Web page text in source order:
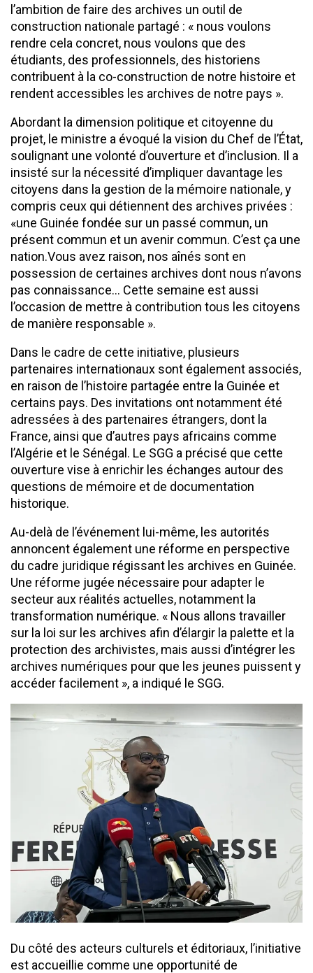
l’ambition de faire des archives un outil de
construction nationale partagé : « nous voulons
rendre cela concret, nous voulons que des
étudiants, des professionnels, des historiens
contribuent à la co-construction de notre histoire et
rendent accessibles les archives de notre pays ».
Abordant la dimension politique et citoyenne du
projet, le ministre a évoqué la vision du Chef de l’État,
soulignant une volonté d’ouverture et d’inclusion. Il a
insisté sur la nécessité d’impliquer davantage les
citoyens dans la gestion de la mémoire nationale, y
compris ceux qui détiennent des archives privées :
«une Guinée fondée sur un passé commun, un
présent commun et un avenir commun. C’est ça une
nation.Vous avez raison, nos aînés sont en
possession de certaines archives dont nous n’avons
pas connaissance… Cette semaine est aussi
l’occasion de mettre à contribution tous les citoyens
de manière responsable ».
Dans le cadre de cette initiative, plusieurs
partenaires internationaux sont également associés,
en raison de l’histoire partagée entre la Guinée et
certains pays. Des invitations ont notamment été
adressées à des partenaires étrangers, dont la
France, ainsi que d’autres pays africains comme
l’Algérie et le Sénégal. Le SGG a précisé que cette
ouverture vise à enrichir les échanges autour des
questions de mémoire et de documentation
historique.
Au-delà de l’événement lui-même, les autorités
annoncent également une réforme en perspective
du cadre juridique régissant les archives en Guinée.
Une réforme jugée nécessaire pour adapter le
secteur aux réalités actuelles, notamment la
transformation numérique. « Nous allons travailler
sur la loi sur les archives afin d’élargir la palette et la
protection des archivistes, mais aussi d’intégrer les
archives numériques pour que les jeunes puissent y
accéder facilement », a indiqué le SGG.
Du côté des acteurs culturels et éditoriaux, l’initiative
est accueillie comme une opportunité de